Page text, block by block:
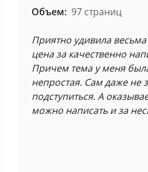
Объем: 97 страниц
Приятно удивила
цена за качественно
Причем тема у меня
непростая. Сам даже не
подступиться. А
можно написать и за